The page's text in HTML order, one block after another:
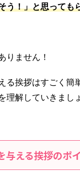
う！」と思っても
りません！
る挨拶はすごく簡
理解していきまし
与える挨拶のポ